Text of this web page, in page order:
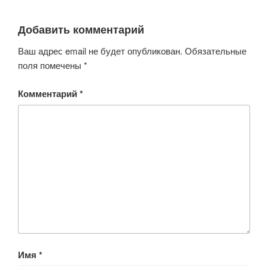
Добавить комментарий
Ваш адрес email не будет опубликован. Обязательные
поля помечены *
Комментарий*
Имя *